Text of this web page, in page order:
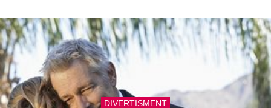
DIVERTISMENT